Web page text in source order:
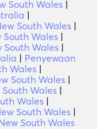
South Wales |
|
South Wales |
Wales |
South Wales |
| Penyewaan
Wales |
South Wales |
Wales |
Wales |
South Wales |
South Wales